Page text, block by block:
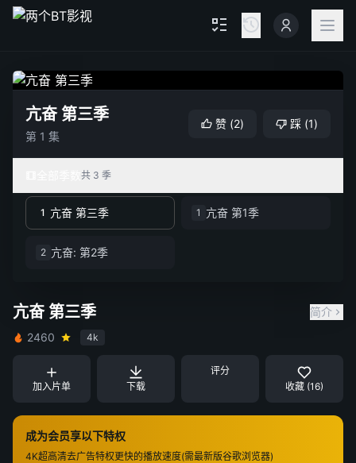
亢奋 第三季
第 1 集
赞 (2) 踩 (1)
共 3 季
1 亢奋 第三季 1 亢奋 第1季
2 亢奋: 第2季
亢奋 第三季
简介
2460
4k
加入片单 下载
评分
收藏 (16)
成为会员享以下特权
4K超高清去广告特权更快的播放速度(需最新版谷歌浏览器)